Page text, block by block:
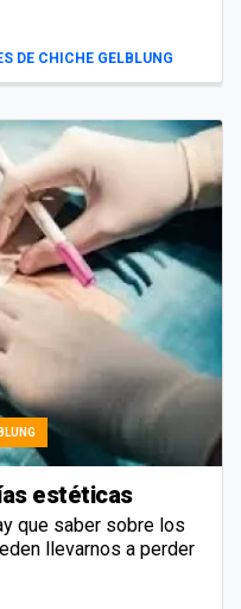
DE CHICHE GELBLUNG
estéticas
que saber sobre los
llevarnos a perder